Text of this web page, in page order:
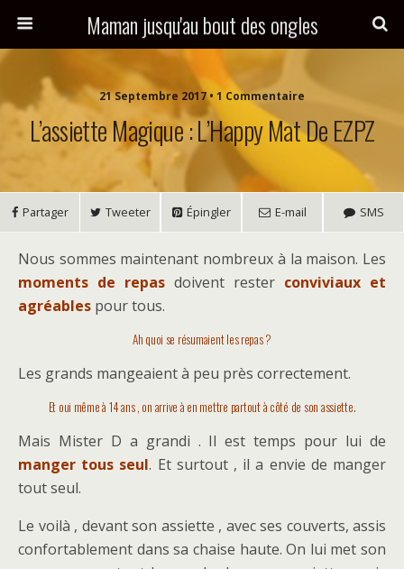
Maman jusqu'au bout des ongles
21 Septembre 2017 • 1 Commentaire
L’assiette Magique : L’Happy Mat De EZPZ
Partager Tweeter Épingler E-mail SMS
Nous sommes maintenant nombreux à la maison. Les
moments de repas doivent rester conviviaux et
agréables pour tous.
Ah quoi se résumaient les repas ?
Les grands mangeaient à peu près correctement.
Et oui même à 14 ans , on arrive à en mettre partout à côté de son assiette.
Mais Mister D a grandi . Il est temps pour lui de
manger tous seul. Et surtout , il a envie de manger
tout seul.
Le voilà , devant son assiette , avec ses couverts, assis
confortablement dans sa chaise haute. On lui met son